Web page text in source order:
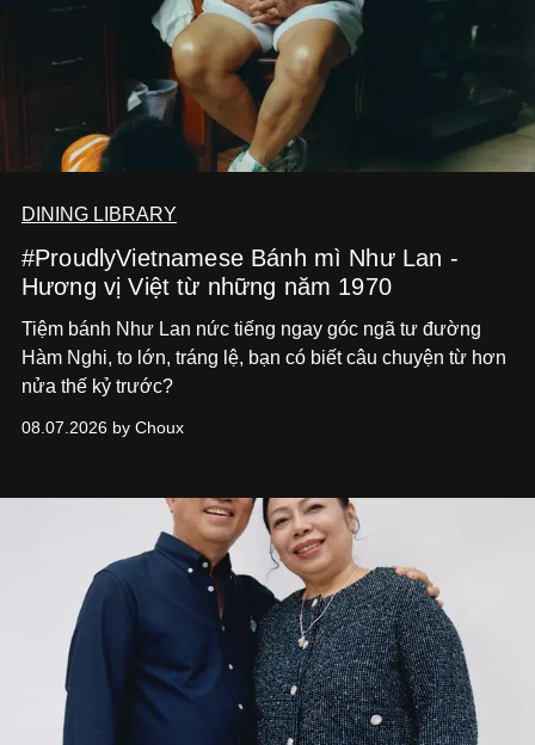
DINING LIBRARY
#ProudlyVietnamese Bánh mì Như Lan -
Hương vị Việt từ những năm 1970
Tiệm bánh Như Lan nức tiếng ngay góc ngã tư đường
Hàm Nghi, to lớn, tráng lệ, bạn có biết câu chuyện từ hơn
nửa thế kỷ trước?
08.07.2026 by Choux